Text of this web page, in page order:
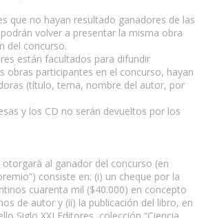
que no hayan resultado ganadores de las
volver a presentar la misma obra
del concurso.
están facultados para difundir
obras participantes en el concurso, hayan
(título, tema, nombre del autor, por
y los CD no serán devueltos por los
otorgará al ganador del concurso (en
consiste en: (i) un cheque por la
cuarenta mil ($40.000) en concepto
de autor y (ii) la publicación del libro, en
Siglo XXI Editores, colección “Ciencia